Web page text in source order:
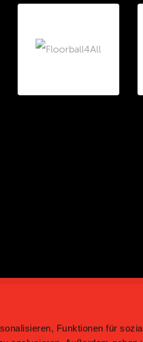
Funktionen für